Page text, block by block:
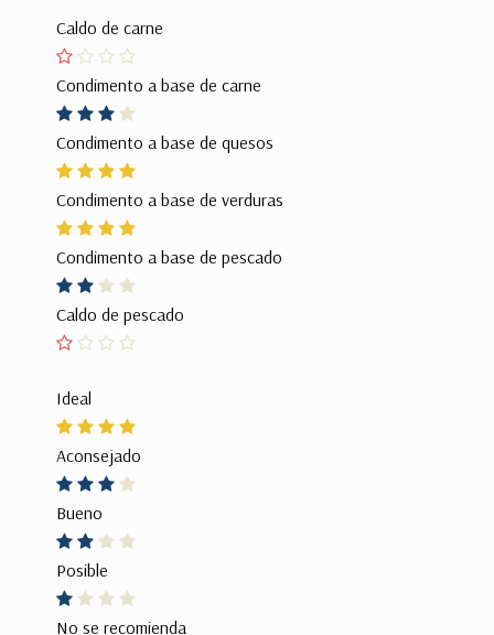
Caldo de carne
Condimento a base de carne
Condimento a base de quesos
Condimento a base de verduras
Condimento a base de pescado
Caldo de pescado
Ideal
Aconsejado
Bueno
Posible
No se recomienda